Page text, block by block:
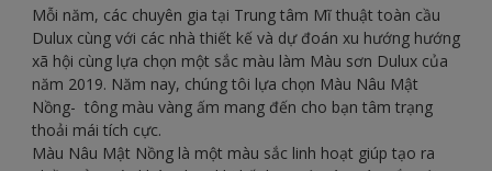
Mỗi năm, các chuyên gia tại Trung tâm Mĩ thuật toàn cầu
Dulux cùng với các nhà thiết kế và dự đoán xu hướng hướng
xã hội cùng lựa chọn một sắc màu làm Màu sơn Dulux của
năm 2019. Năm nay, chúng tôi lựa chọn Màu Nâu Mật
Nồng- tông màu vàng ấm mang đến cho bạn tâm trạng
thoải mái tích cực.
Màu Nâu Mật Nồng là một màu sắc linh hoạt giúp tạo ra